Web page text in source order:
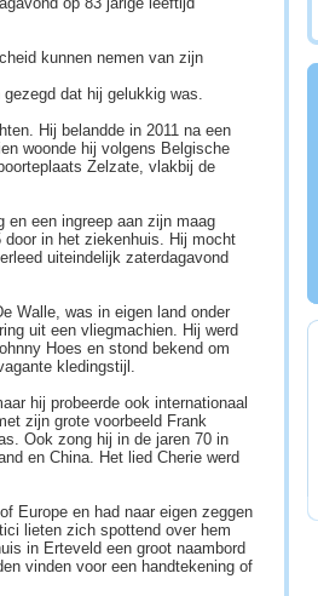
kunnen nemen van zijn
dat hij gelukkig was.
Hij belandde in 2011 na een
woonde hij volgens Belgische
Zelzate, vlakbij de
en een ingreep aan zijn maag
in het ziekenhuis. Hij mocht
uiteindelijk zaterdagavond
Walle, was in eigen land onder
uit een vliegmachien. Hij werd
Hoes en stond bekend om
kledingstijl.
hij probeerde ook internationaal
zijn grote voorbeeld Frank
Ook zong hij in de jaren 70 in
en China. Het lied Cherie werd
Europe en had naar eigen zeggen
lieten zich spottend over hem
in Erteveld een groot naambord
vinden voor een handtekening of